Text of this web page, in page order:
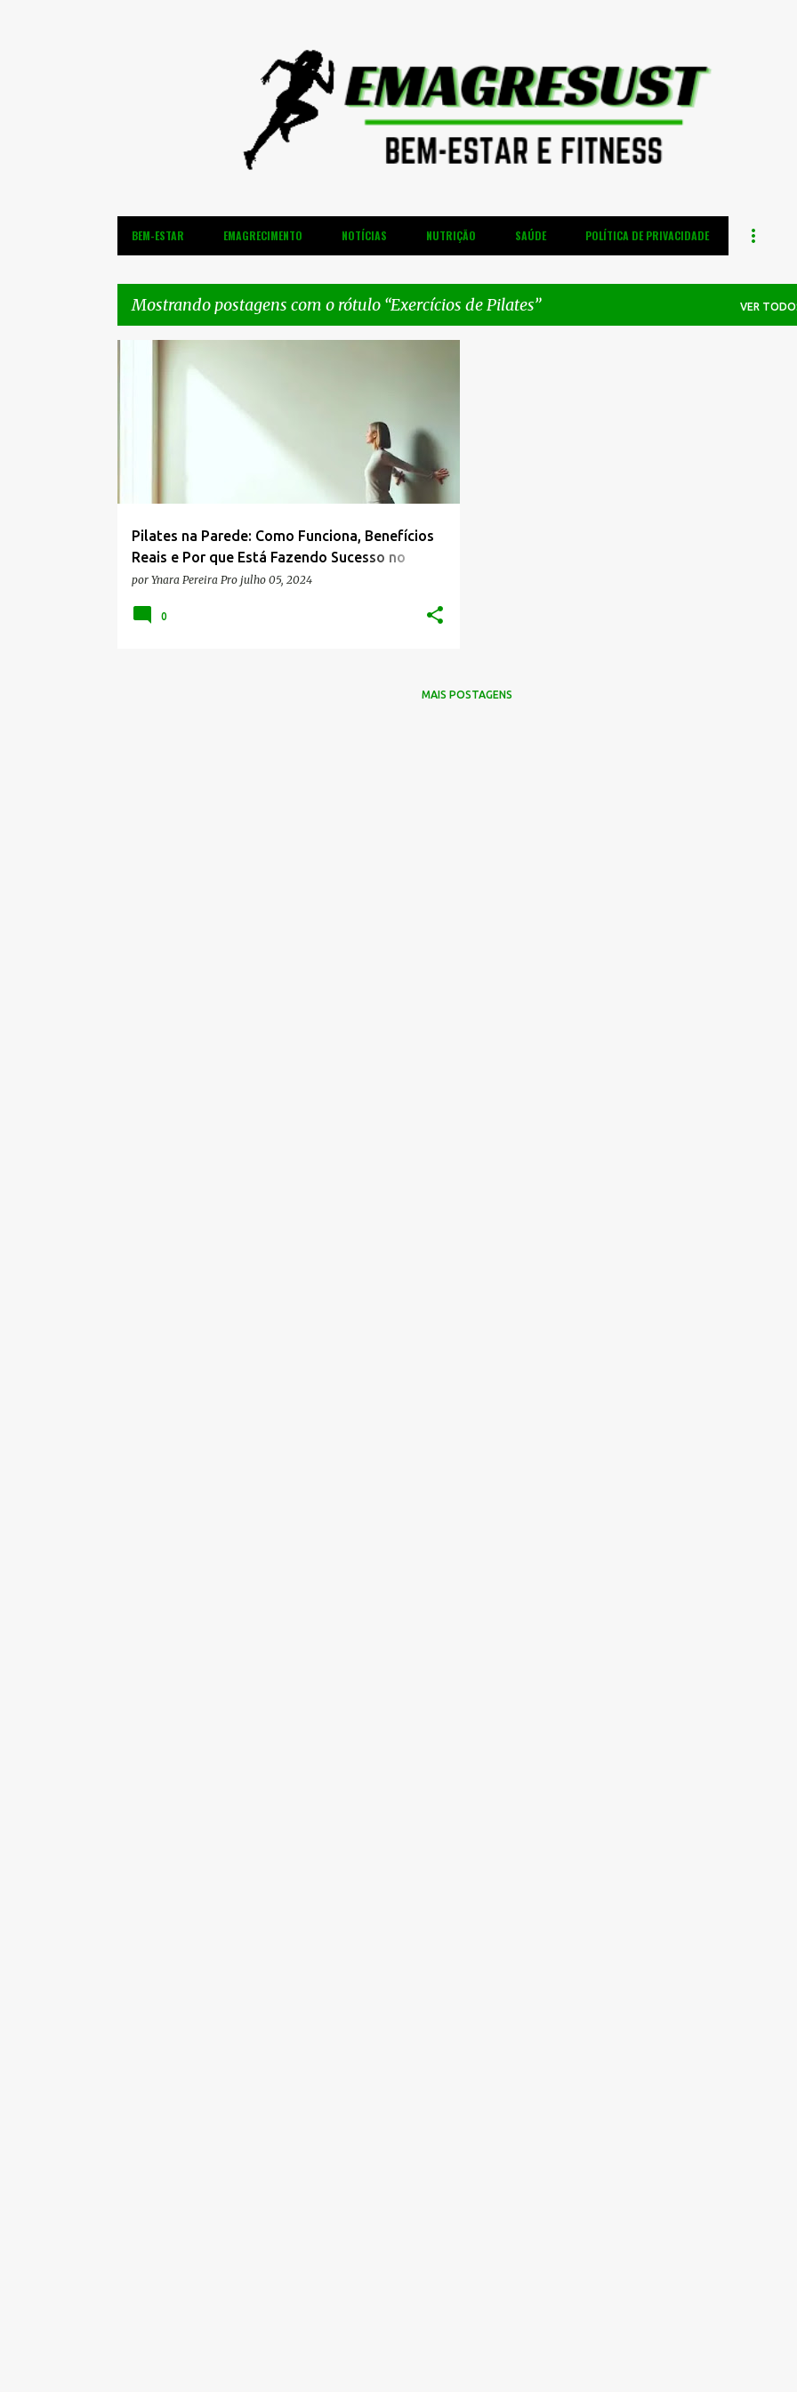
BEM-ESTAR EMAGRECIMENTO NOTÍCIAS NUTRIÇÃO SAÚDE POLÍTICA DE PRIVACIDADE
Mostrando postagens com o rótulo Exercícios de Pilates VER
e
Pilates na Parede: Como Funciona, Benefícios
Reais e Por que Está Fazendo Sucesso no
TikTok
por Ynara Pereira Pro julho 05, 2024
AUMENTO DA FLEXIBILIDADE
0
MAIS POSTAGENS